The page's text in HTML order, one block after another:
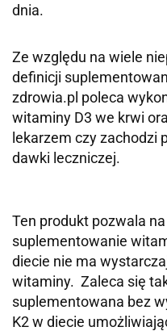
dnia.
Ze względu na wiele
definicji
zdrowia.pl poleca
witaminy D3 we krwi
lekarzem czy zachodzi
dawki leczniczej.
Ten produkt pozwala
suplementowanie
diecie nie ma
witaminy. Zaleca się
suplementowana bez
K2 w diecie